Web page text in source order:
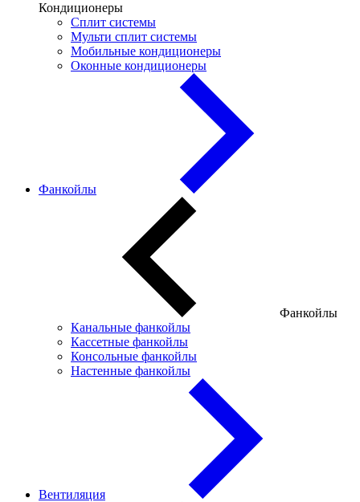
Кондиционеры
Сплит системы
Мульти сплит системы
Мобильные кондиционеры
Оконные кондиционеры
Фанкойлы
Фанкойлы
Канальные фанкойлы
Кассетные фанкойлы
Консольные фанкойлы
Настенные фанкойлы
Вентиляция